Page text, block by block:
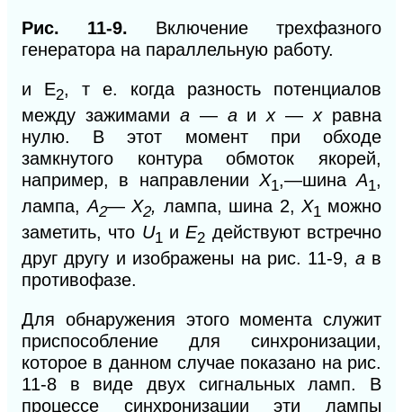
Рис. 11-9. Включение трехфазного
генератора на параллельную работу.
и E2, т е. когда разность потенциалов
между зажимами а — а их—х равна
нулю. В этот момент при обходе
замкнутого контура обмоток якорей,
например, в направлении X1,—шинаА1,
лампа,А2—Х2, лампа, шина 2,Х1 можно
заметить, что U1 иЕ2 действуют встречно
друг другу и изображены на рис. 11-9, а в
противофазе.
Для обнаружения этого момента служит
приспособление для синхронизации,
которое в данном случае показано на рис.
11-8 в виде двух сигнальных ламп. В
процессе синхронизации эти лампы